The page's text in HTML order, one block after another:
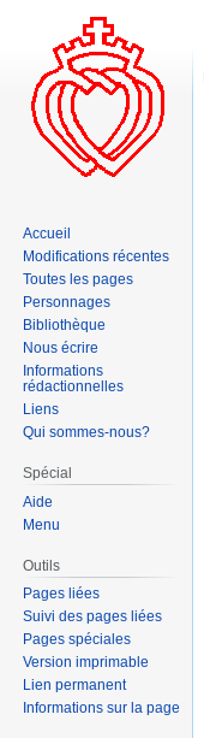
Accueil
Modifications récentes
Toutes les pages
Personnages
Bibliothèque
Nous écrire
Informations
rédactionnelles
Liens
Qui sommes-nous?
Spécial
Aide
Menu
Outils
Pages liées
Suivi des pages liées
Pages spéciales
Version imprimable
Lien permanent
Informations sur la page